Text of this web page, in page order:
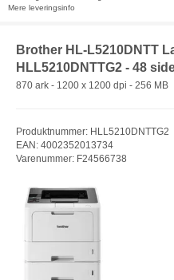
Mere leveringsinfo
Brother HL-L5210DNTT
HLL5210DNTTG2 - 48
870 ark - 1200 x 1200 dpi - 256 MB
Produktnummer: HLL5210DNTTG2
EAN: 4002352013734
Varenummer: F24566738